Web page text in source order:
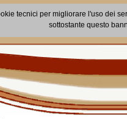
tecnici per migliorare l'uso dei
sottostante questo